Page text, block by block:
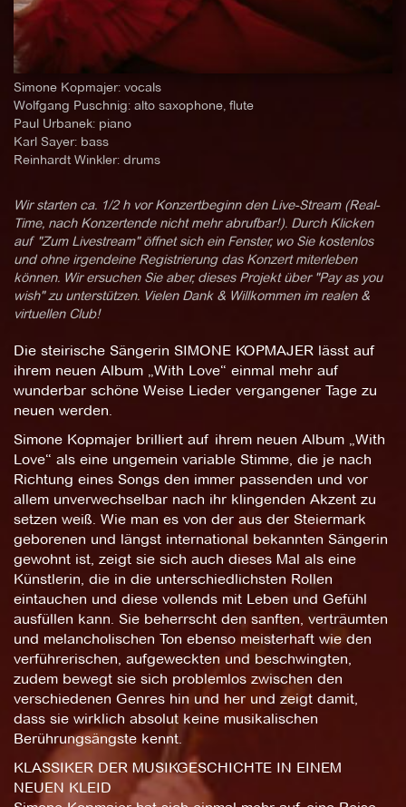
Simone Kopmajer: vocals
Wolfgang Puschnig: alto saxophone, flute
Paul Urbanek: piano
Karl Sayer: bass
Reinhardt Winkler: drums
Wir starten ca. 1/2 h vor Konzertbeginn den Live-Stream (Real-
Time, nach Konzertende nicht mehr abrufbar!). Durch Klicken
auf "Zum Livestream" öffnet sich ein Fenster, wo Sie kostenlos
und ohne irgendeine Registrierung das Konzert miterleben
können. Wir ersuchen Sie aber, dieses Projekt über "Pay as you
wish" zu unterstützen. Vielen Dank & Willkommen im realen &
virtuellen Club!
Die steirische Sängerin SIMONE KOPMAJER lässt auf
ihrem neuen Album „With Love“ einmal mehr auf
wunderbar schöne Weise Lieder vergangener Tage zu
neuen werden.
Simone Kopmajer brilliert auf ihrem neuen Album „With
Love“ als eine ungemein variable Stimme, die je nach
Richtung eines Songs den immer passenden und vor
allem unverwechselbar nach ihr klingenden Akzent zu
setzen weiß. Wie man es von der aus der Steiermark
geborenen und längst international bekannten Sängerin
gewohnt ist, zeigt sie sich auch dieses Mal als eine
Künstlerin, die in die unterschiedlichsten Rollen
eintauchen und diese vollends mit Leben und Gefühl
ausfüllen kann. Sie beherrscht den sanften, verträumten
und melancholischen Ton ebenso meisterhaft wie den
verführerischen, aufgeweckten und beschwingten,
zudem bewegt sie sich problemlos zwischen den
verschiedenen Genres hin und her und zeigt damit,
dass sie wirklich absolut keine musikalischen
Berührungsängste kennt.
KLASSIKER DER MUSIKGESCHICHTE IN EINEM
NEUEN KLEID